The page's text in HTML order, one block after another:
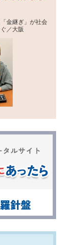
金継ぎ」が社会
／大阪